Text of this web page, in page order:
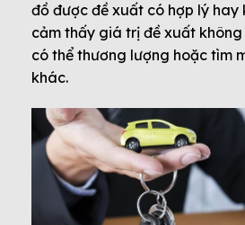
đồ được đề xuất có hợp lý hay
cảm thấy giá trị đề xuất
có thể thương lượng hoặc tìm
khác.